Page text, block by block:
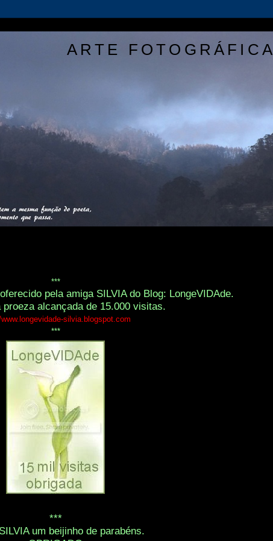
ARTE FOTOGRÁFICA
***
pela amiga SILVIA do Blog: LongeVIDAde.
proeza alcançada de 15.000 visitas.
silvia.blogspot.com
***
***
um beijinho de parabéns.